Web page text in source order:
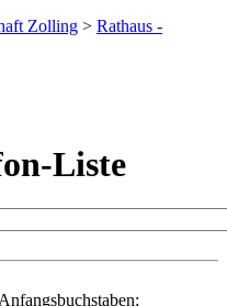
Zolling > Rathaus -
Liste